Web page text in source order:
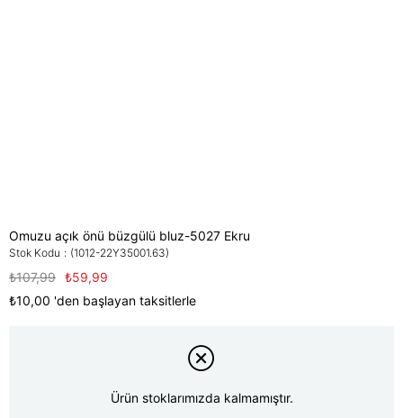
Omuzu açık önü büzgülü bluz-5027 Ekru
Stok Kodu (1012-22Y35001.63)
₺107,99 ₺59,99
₺10,00 'den başlayan taksitlerle
Ürün stoklarımızda kalmamıştır.